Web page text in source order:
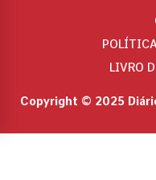
Copyright © 2025
LIVRO